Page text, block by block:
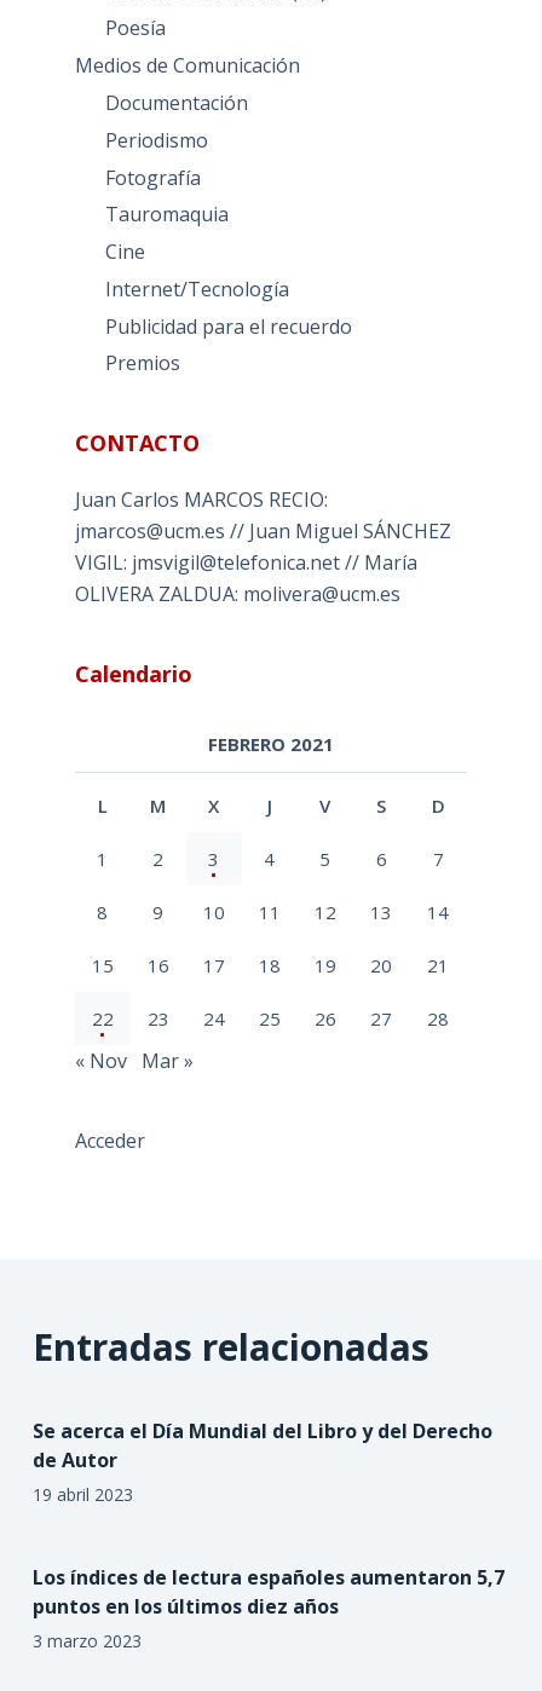
Poesía
Medios de Comunicación
Documentación
Periodismo
Fotografía
Tauromaquia
Cine
Internet/Tecnología
Publicidad para el recuerdo
Premios
CONTACTO
Juan Carlos MARCOS RECIO:
jmarcos@ucm.es // Juan Miguel SÁNCHEZ
VIGIL: jmsvigil@telefonica.net // María
OLIVERA ZALDUA: molivera@ucm.es
Calendario
FEBRERO 2021
L M X J V S D
1 2 3 4 5 6 7
8 9 10 11 12 13 14
15 16 17 18 19 20 21
22 23 24 25 26 27 28
« Nov Mar »
Acceder
Entradas relacionadas
Se acerca el Día Mundial del Libro y del Derecho
de Autor
19 abril 2023
Los índices de lectura españoles aumentaron 5,7
puntos en los últimos diez años
3 marzo 2023